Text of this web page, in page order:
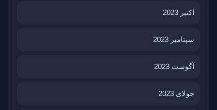
اکتبر 2023
سپتامبر 2023
آگوست 2023
جولای 2023